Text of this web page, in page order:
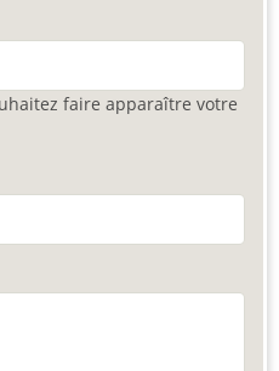
faire apparaître votre